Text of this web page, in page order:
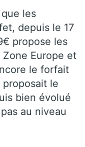
les
depuis le 17
propose les
Europe et
le forfait
le
bien évolué
au niveau